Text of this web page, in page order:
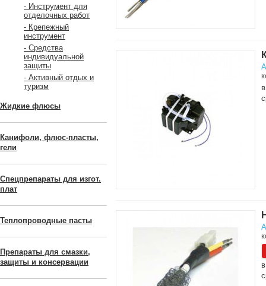
- Инструмент для
отделочных работ
- Крепежный
инструмент
- Средства
индивидуальной
защиты
- Активный отдых и
туризм
Жидкие флюсы
Канифоли, флюс-пласты,
гели
Спецпрепараты для изгот.
плат
Теплопроводные пасты
Препараты для смазки,
защиты и консервации